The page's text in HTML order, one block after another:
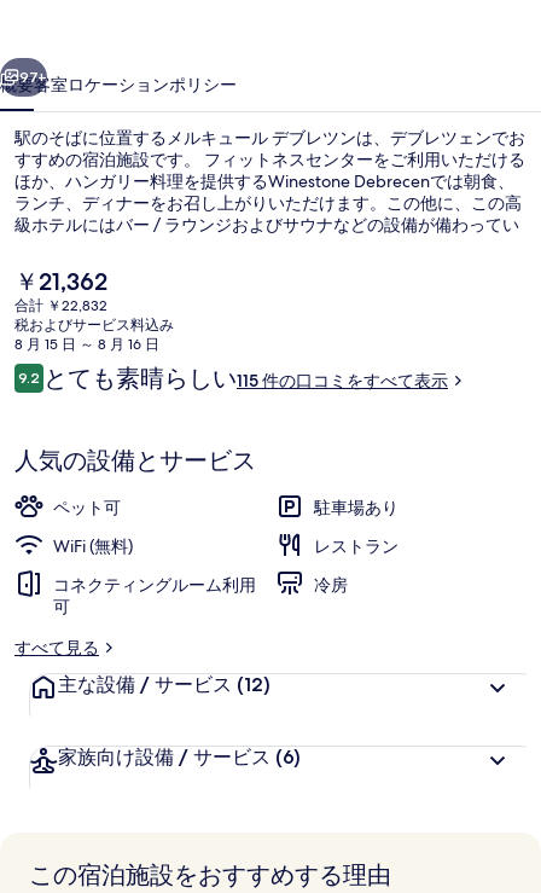
ブ
レ
ツ
ン
の
写
真
ギ
ャ
リ
ー
97+
概要客室ロケーションポリシー
駅のそばに位置するメルキュール デブレツンは、デブレツェンでお
すすめの宿泊施設です。 フィットネスセンターをご利用いただける
ほか、ハンガリー料理を提供するWinestone Debrecenでは朝食、
ランチ、ディナーをお召し上がりいただけます。この他に、この高
級ホテルにはバー / ラウンジおよびサウナなどの設備が備わってい
現
在
の
料
金
は
す
￥21,362
合計 ￥22,832
税およびサービス料込み
8 月 15 日 ～ 8 月 16 日
口
コ
9.210段階中9.2
とても素晴らしい115 件の口コミをすべて表示
人気の設備とサービス
ペット可
駐車場あり
WiFi (無料)
レストラン
コネクティングルーム利用
可
冷房
すべて見る
主な設備 / サービス (12)
家族向け設備 / サービス (6)
この宿泊施設をおすすめする理由